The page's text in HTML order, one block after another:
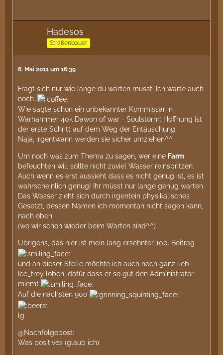
Hadesos
Straßenbauer
6. Mai 2011 um 16:39
Fragt sich nur wie lange du warten musst. Ich warte auch
noch.
Wie sagte schon ein unbekannter Kommissar in
Warhammer 40k Dawon of war - Soulstorm: Hoffnung ist
der erste Schritt auf dem Weg der Entäuschung.
Naja, irgentwann werden sie sicher umziehen^^
Um noch was zum Thema zu sagen, wer eine Farm
befeuchten will sollte nicht zuviel Wasser reinspritzen.
Auch wenn es erst aussieht dass es nicht genug ist, es ist
wahrscheinlich genug! Ihr müsst nur lange genug warten.
Das Wasser zieht sich durch irgentein physikalisches
Gesetzt, dessen Namen ich momentan nicht sagen kann,
nach oben.
(wo wir schon wieder beim Warten sind^^)
Übrigens, das hier ist mein lang ersehnter 100. Beitrag
und an dieser Stelle möchte ich auch noch ganz lieb
Ice_trey loben, dafür dass er so gut den Administrator
miemt
Auf die nächsten 900
lg
@Nachfolgepost:
Was positives (glaub ich):